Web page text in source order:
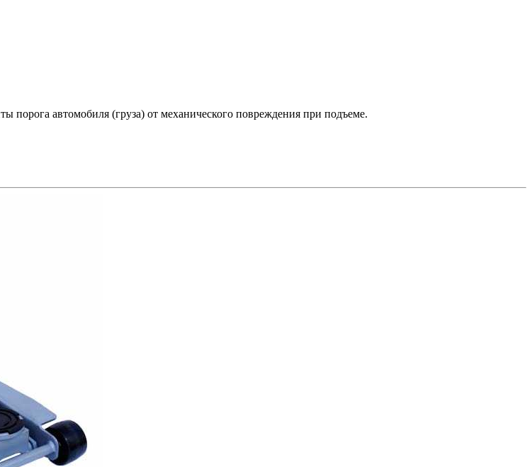
порога автомобиля (груза) от механического повреждения при подъеме.